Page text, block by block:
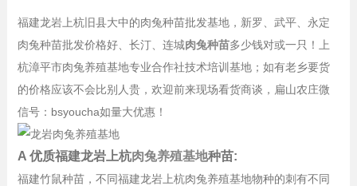
福建龙岩上杭旧县大中的肉兔种苗批发基地，新罗、武平、永定
肉兔种苗批发价格好、长汀、连城肉兔种苗多少钱对或一只！上
杭漳平市肉兔养殖基地专业合作社技术培训基地；如有老乡要货
的价格应该不会比别人贵，欢迎前来现场看货商谈，扁山农庄微
信号：bsyoucha如量大优惠！
A 优质福建龙岩上杭肉兔养殖基地种苗:
福建竹鼠种苗，不同福建龙岩上杭肉兔养殖基地物种的刺有不同